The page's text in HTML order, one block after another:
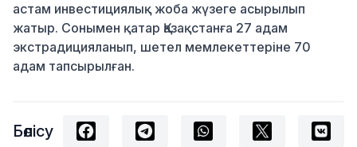
астам инвестициялық жоба жүзеге асырылып
жатыр. Сонымен қатар Қазақстанға 27 адам
экстрадицияланып, шетел мемлекеттеріне 70
адам тапсырылған.
Бөлісу